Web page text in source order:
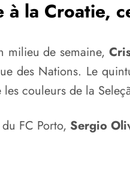
à la Croatie,
milieu de semaine,
des Nations. Le
couleurs de la
FC Porto, Sergio